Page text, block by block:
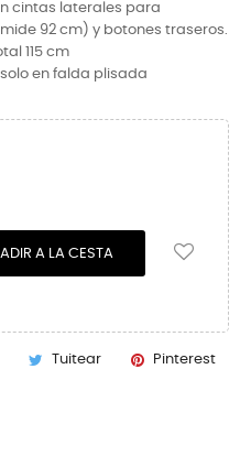
cintas laterales para
92 cm) y botones traseros.
115 cm
en falda plisada
A LA CESTA
Tuitear Pinterest